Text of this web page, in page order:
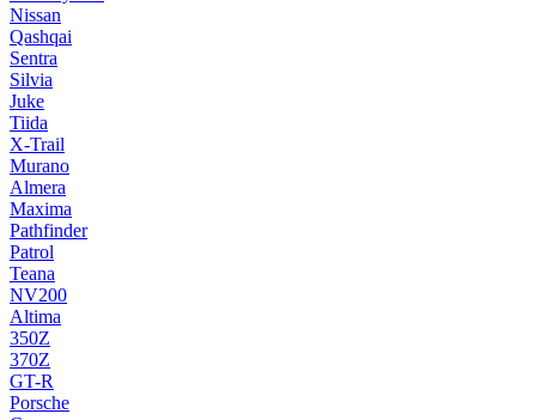
Nissan
Qashqai
Sentra
Silvia
Juke
Tiida
X-Trail
Murano
Almera
Maxima
Pathfinder
Patrol
Teana
NV200
Altima
350Z
370Z
GT-R
Porsche